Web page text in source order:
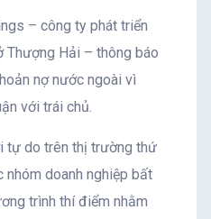
– công ty phát triển
Hải – thông báo
nợ nước ngoài vì
với trái chủ.
tự do trên thị trường thứ
nhóm doanh nghiệp bất
trình thí điểm nhằm